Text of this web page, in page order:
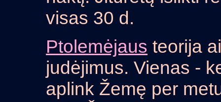
visas 30 d.
Ptolemėjaus teorija
judėjimus. Vienas -
aplink Žemę per